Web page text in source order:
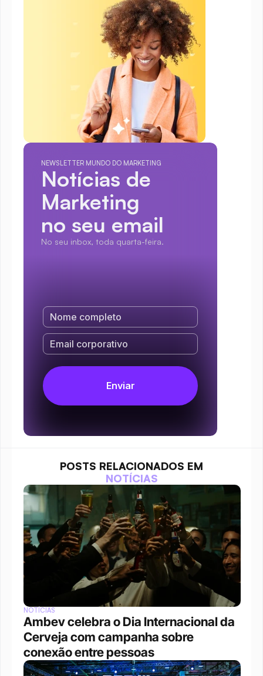
NEWSLETTER MUNDO DO MARKETING
Notícias de
Marketing
no seu email
No seu inbox, toda quarta-feira.
POSTS RELACIONADOS EM
NOTÍCIAS
NOTÍCIAS
Ambev celebra o Dia Internacional da
Cerveja com campanha sobre
conexão entre pessoas